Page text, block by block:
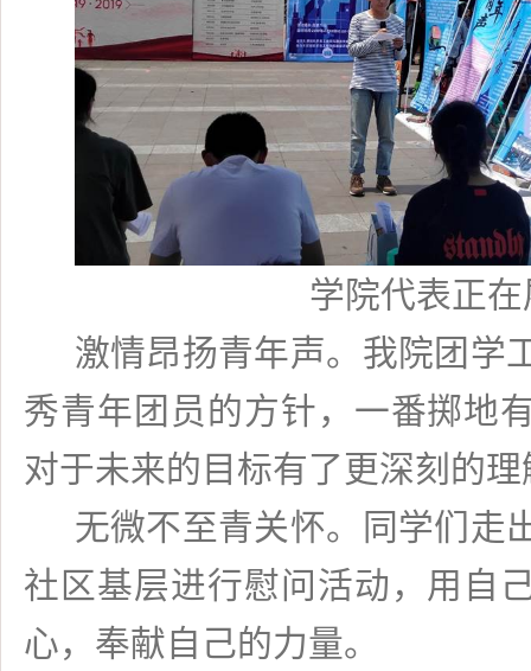
学院代表正
激情昂扬青年声。我院团学
秀青年团员的方针，一番掷地
对于未来的目标有了更深刻的理
无微不至青关怀。同学们走
社区基层进行慰问活动，用自
心，奉献自己的力量。